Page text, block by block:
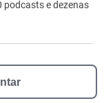
podcasts e dezenas